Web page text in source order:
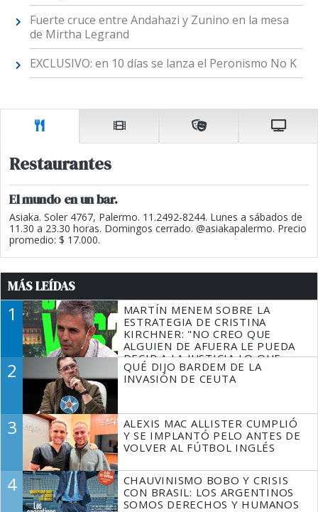
Fuerte cruce entre Andahazi y Zunino en la mesa
de Mirtha Legrand
EXCLUSIVO: en 10 días se lanza el Peronismo No K
Restaurantes
El mundo en un bar.
Asiaka. Soler 4767, Palermo. 11.2492-8244. Lunes a sábados de
11.30 a 23.30 horas. Domingos cerrado. @asiakapalermo. Precio
promedio: $ 17.000.
MÁS LEÍDAS
1
MARTÍN MENEM SOBRE LA
ESTRATEGIA DE CRISTINA
KIRCHNER: "NO CREO QUE
ALGUIEN DE AFUERA LE PUEDA
DECIR A LA JUSTICIA LO QUE
TIENE QUE HACER"
2
QUÉ DIJO BARDEM DE LA
INVASIÓN DE CEUTA
3
ALEXIS MAC ALLISTER CUMPLIÓ
Y SE IMPLANTÓ PELO ANTES DE
VOLVER AL FÚTBOL INGLÉS
4
CHAUVINISMO BOBO Y CRISIS
CON BRASIL: LOS ARGENTINOS
SOMOS DERECHOS Y HUMANOS